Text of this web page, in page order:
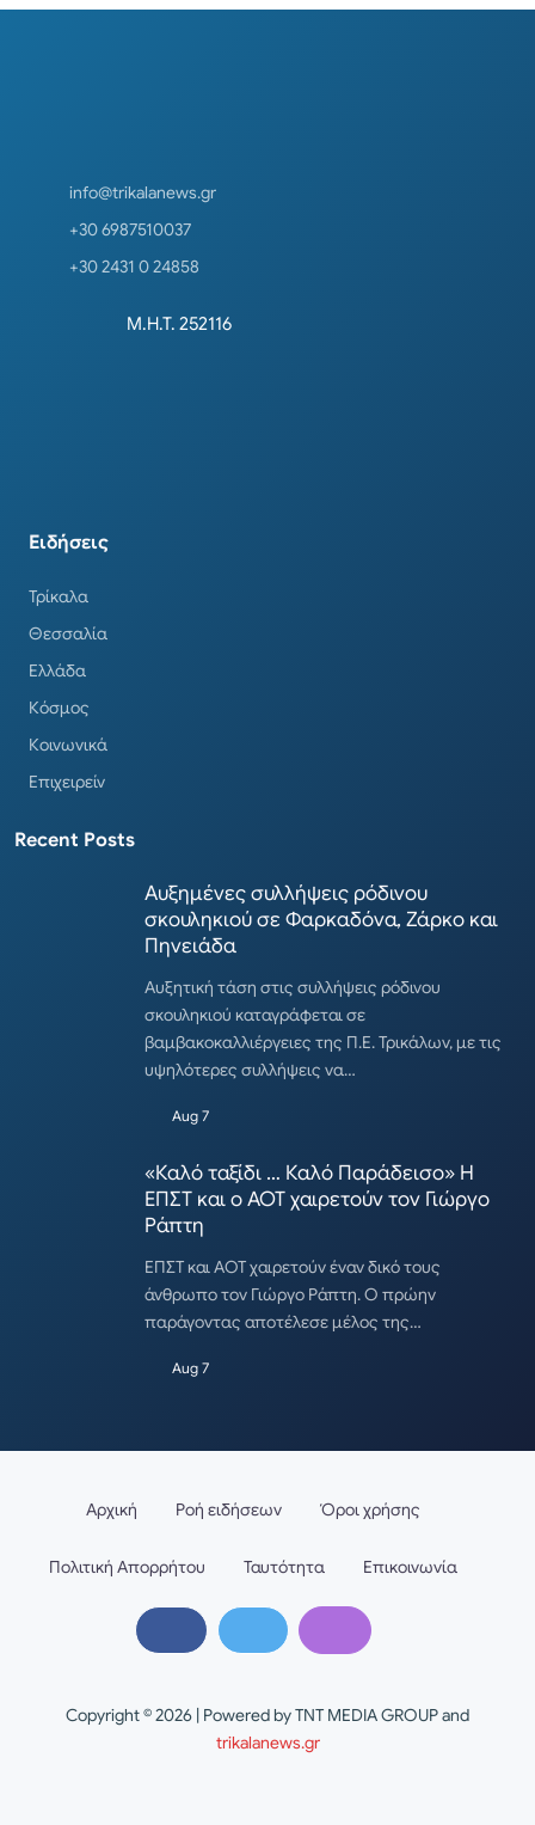
info@trikalanews.gr
+30 6987510037
+30 2431 0 24858
Μ.Η.Τ. 252116
Ειδήσεις
Τρίκαλα
Θεσσαλία
Ελλάδα
Κόσμος
Κοινωνικά
Επιχειρείν
Recent Posts
Αυξημένες συλλήψεις ρόδινου
σκουληκιού σε Φαρκαδόνα, Ζάρκο και
Πηνειάδα
Αυξητική τάση στις συλλήψεις ρόδινου
σκουληκιού καταγράφεται σε
βαμβακοκαλλιέργειες της Π.Ε. Τρικάλων, με τις
υψηλότερες συλλήψεις να…
Aug 7
«Καλό ταξίδι … Καλό Παράδεισο» Η
ΕΠΣΤ και ο ΑΟΤ χαιρετούν τον Γιώργο
Ράπτη
ΕΠΣΤ και ΑΟΤ χαιρετούν έναν δικό τους
άνθρωπο τον Γιώργο Ράπτη. Ο πρώην
παράγοντας αποτέλεσε μέλος της…
Aug 7
Copyright © 2026 | Powered by TNT MEDIA GROUP and
trikalanews.gr
Αρχική Ροή ειδήσεων Όροι χρήσης
Πολιτική Απορρήτου Ταυτότητα Επικοινωνία